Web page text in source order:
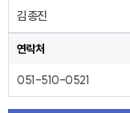
김종진
연락처
051-510-0521